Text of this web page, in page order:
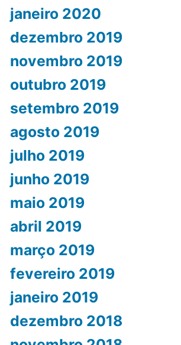
janeiro 2020
dezembro 2019
novembro 2019
outubro 2019
setembro 2019
agosto 2019
julho 2019
junho 2019
maio 2019
abril 2019
março 2019
fevereiro 2019
janeiro 2019
dezembro 2018